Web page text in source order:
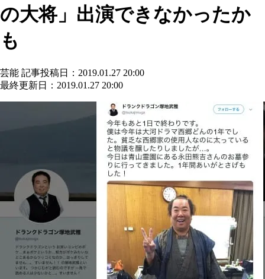
の大将」出演できなかったか
も
芸能 記事投稿日：2019.01.27 20:00
最終更新日：2019.01.27 20:00